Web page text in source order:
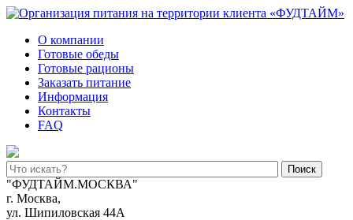
О компании
Готовые обеды
Готовые рационы
Заказать питание
Информация
Контакты
FAQ
Поиск
"ФУДТАЙМ.МОСКВА"
г. Москва,
ул. Шипиловская 44А